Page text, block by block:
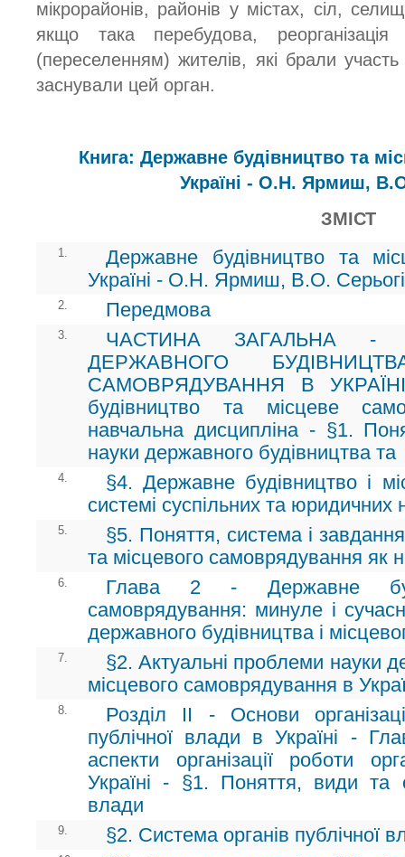
мікрорайонів, районів у містах, сіл,
якщо така перебудова,
(переселенням) жителів, які брали
заснували цей орган.
Книга: Державне будівництво та
Україні - О.Н. Ярмиш,
ЗМІСТ
1.
Державне будівництво та
Україні - О.Н. Ярмиш, В.О.
2. Передмова
3.
ЧАСТИНА ЗАГАЛЬНА -
ДЕРЖАВНОГО
САМОВРЯДУВАННЯ В
будівництво та місцеве
навчальна дисципліна - §1.
науки державного будівництва та
4.
§4. Державне будівництво і
системі суспільних та юридичних
5.
§5. Поняття, система і
та місцевого самоврядування як
6.
Глава 2 - Державне
самоврядування: минуле і
державного будівництва і
7.
§2. Актуальні проблеми науки
місцевого самоврядування в
8.
Розділ II - Основи
публічної влади в Україні -
аспекти організації роботи
Україні - §1. Поняття, види та
влади
9. §2. Система органів публічної